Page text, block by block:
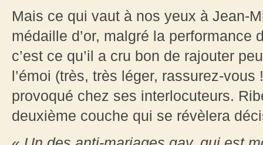
Mais ce qui vaut à nos yeux à Jean-
médaille d’or, malgré la performance
c’est ce qu’il a cru bon de rajouter
l’émoi (très, très léger, rassurez-
provoqué chez ses interlocuteurs.
deuxième couche qui se révèlera